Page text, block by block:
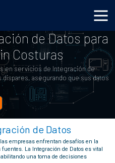
de Datos para
Costuras
en servicios de Integración de
asegurando que sus datos
de Datos
empresas enfrentan desafíos en la
La Integración de Datos es vital
una toma de decisiones